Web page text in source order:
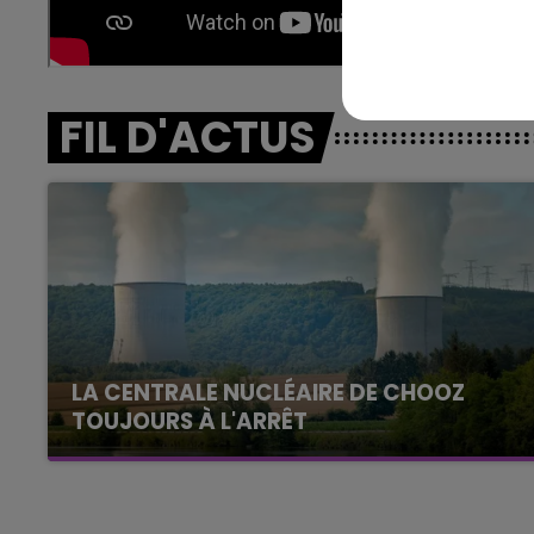
FIL D'ACTUS
LA CENTRALE NUCLÉAIRE DE CHOOZ
TOUJOURS À L'ARRÊT
Cela fait déjà une semaine que la centrale
FM
16h00 - 20h00